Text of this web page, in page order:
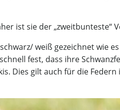
ist sie der „zweitbunteste“
weiß gezeichnet wie
fest, dass ihre
Dies gilt auch für die Federn